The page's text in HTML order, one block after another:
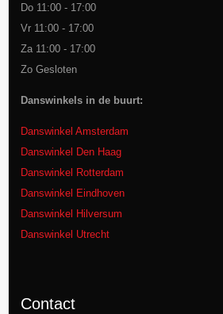
Do 11:00 - 17:00
Vr 11:00 - 17:00
Za 11:00 - 17:00
Zo Gesloten
Danswinkels in de buurt:
Danswinkel Amsterdam
Danswinkel Den Haag
Danswinkel Rotterdam
Danswinkel Eindhoven
Danswinkel Hilversum
Danswinkel Utrecht
Contact